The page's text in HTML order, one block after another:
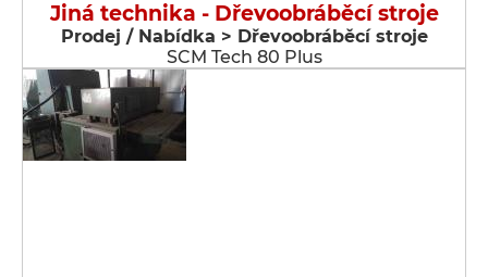
Jiná technika - Dřevoobráběcí stroje
Prodej / Nabídka > Dřevoobráběcí stroje
SCM Tech 80 Plus